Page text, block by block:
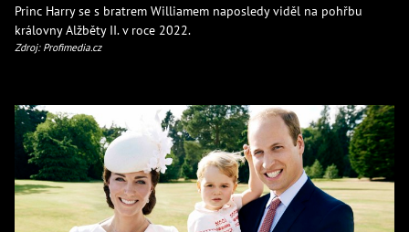
Princ Harry se s bratrem Williamem naposledy viděl na pohřbu
královny Alžběty II. v roce 2022.
Zdroj: Profimedia.cz